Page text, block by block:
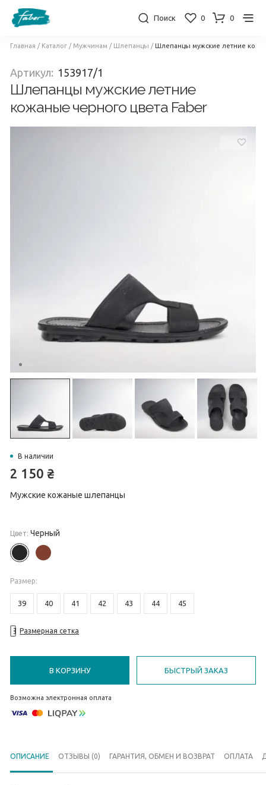
Поиск 0 0
Главная / Каталог / Мужчинам / Шлепанцы /Шлепанцы мужские летние
Артикул: 153917/1
Шлепанцы мужские летние
кожаные черного цвета Faber
В наличии
2 150₴
Мужские кожаные шлепанцы
Цвет: Черный
Размер:
39 40 41 42 43 44 45
Размерная сетка
В КОРЗИНУ БЫСТРЫЙ ЗАКАЗ
Возможна электронная оплата
ОПИСАНИЕ ОТЗЫВЫ (0) ГАРАНТИЯ, ОБМЕН И ВОЗВРАТ ОПЛАТА